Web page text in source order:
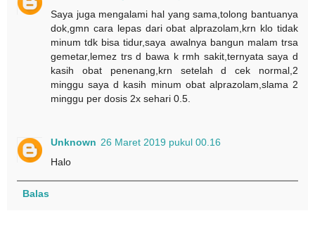
Saya juga mengalami hal yang sama,tolong bantuanya
dok,gmn cara lepas dari obat alprazolam,krn klo tidak
minum tdk bisa tidur,saya awalnya bangun malam trsa
gemetar,lemez trs d bawa k rmh sakit,ternyata saya d
kasih obat penenang,krn setelah d cek normal,2
minggu saya d kasih minum obat alprazolam,slama 2
minggu per dosis 2x sehari 0.5.
Unknown 26 Maret 2019 pukul 00.16
Halo
Balas